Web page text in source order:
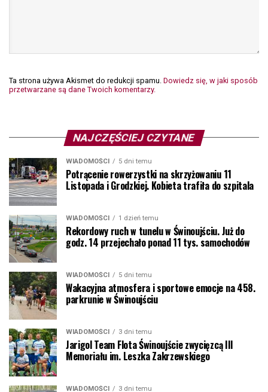
Ta strona używa Akismet do redukcji spamu. Dowiedz się, w jaki sposób
przetwarzane są dane Twoich komentarzy.
NAJCZĘŚCIEJ CZYTANE
WIADOMOŚCI 5 dni temu
Potrącenie rowerzystki na skrzyżowaniu 11
Listopada i Grodzkiej. Kobieta trafiła do szpitala
WIADOMOŚCI 1 dzień temu
Rekordowy ruch w tunelu w Świnoujściu. Już do
godz. 14 przejechało ponad 11 tys. samochodów
WIADOMOŚCI 5 dni temu
Wakacyjna atmosfera i sportowe emocje na 458.
parkrunie w Świnoujściu
WIADOMOŚCI 3 dni temu
Jarigol Team Flota Świnoujście zwycięzcą III
Memoriału im. Leszka Zakrzewskiego
WIADOMOŚCI 3 dni temu